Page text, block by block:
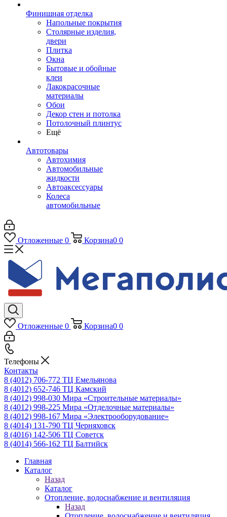
Финишная отделка
Напольные покрытия
Столярные изделия,
двери
Плитка
Окна
Бытовые и обойные
клеи
Лакокрасочные
материалы
Обои
Декор стен и потолка
Потолочный плинтус
Ещё
Автотовары
Автохимия
Автомобильные
жидкости
Автоаксессуары
Колеса
автомобильные
Отложенные 0 Корзина0 0
Отложенные 0 Корзина0 0
Телефоны
Контакты
8 (4012) 706-772 ТЦ Емельянова
8 (4012) 652-746 ТЦ Камский
8 (4012) 998-030 Мира «Строительные материалы»
8 (4012) 998-225 Мира «Отделочные материалы»
8 (4012) 998-167 Мира «Электрооборудование»
8 (4014) 131-790 ТЦ Черняховск
8 (4016) 142-506 ТЦ Советск
8 (4014) 566-162 ТЦ Балтийск
Главная
Каталог
Назад
Каталог
Отопление, водоснабжение и вентиляция
Назад